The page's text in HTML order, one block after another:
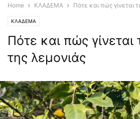
Home ΚΛΑΔΕΜΑ Πότε και πώς γίνεται
ΚΛΑΔΕΜΑ
Πότε και πώς
της λεμονιάς